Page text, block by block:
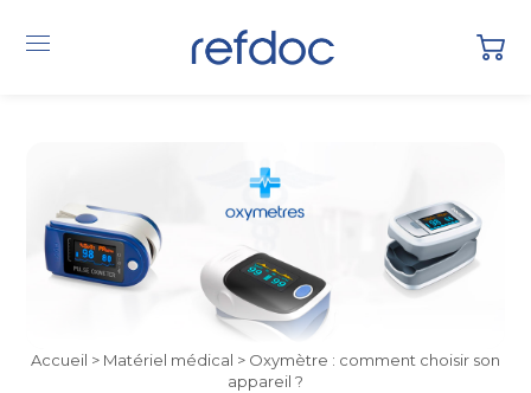
Accueil > Matériel médical > Oxymètre : comment choisir son
appareil ?